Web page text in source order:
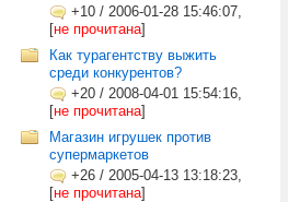
+10 / 2006-01-28 15:46:07,
[не прочитана]
Как турагентству выжить
среди конкурентов?
+20 / 2008-04-01 15:54:16,
[не прочитана]
Магазин игрушек против
супермаркетов
+26 / 2005-04-13 13:18:23,
[не прочитана]